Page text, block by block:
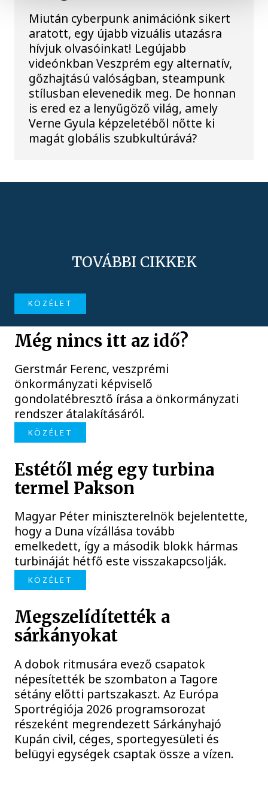
Miután cyberpunk animációnk sikert
aratott, egy újabb vizuális utazásra
hívjuk olvasóinkat! Legújabb
videónkban Veszprém egy alternatív,
gőzhajtású valóságban, steampunk
stílusban elevenedik meg. De honnan
is ered ez a lenyűgöző világ, amely
Verne Gyula képzeletéből nőtte ki
magát globális szubkultúrává?
TOVÁBBI CIKKEK
KÖZÉLET
Még nincs itt az idő?
Gerstmár Ferenc, veszprémi
önkormányzati képviselő
gondolatébresztő írása a önkormányzati
rendszer átalakításáról.
KÖZÉLET
Estétől még egy turbina
termel Pakson
Magyar Péter miniszterelnök bejelentette,
hogy a Duna vízállása tovább
emelkedett, így a második blokk hármas
turbináját hétfő este visszakapcsolják.
KÖZÉLET
Megszelídítették a
sárkányokat
A dobok ritmusára evező csapatok
népesítették be szombaton a Tagore
sétány előtti partszakaszt. Az Európa
Sportrégiója 2026 programsorozat
részeként megrendezett Sárkányhajó
Kupán civil, céges, sportegyesületi és
belügyi egységek csaptak össze a vízen.